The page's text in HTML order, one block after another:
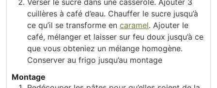
Verser le sucre dans une casserole. Ajouter 3
cuillères à café d’eau. Chauffer le sucre jusqu’à
ce qu’il se transforme encaramel. Ajouter le
café, mélanger et laisser sur feu doux jusqu’à ce
que vous obteniez un mélange homogène.
Conserver au frigo jusqu’au montage
Montage